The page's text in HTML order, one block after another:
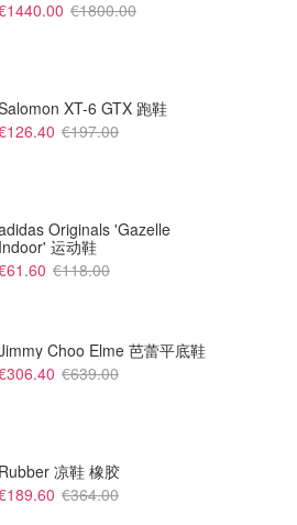
饰
€
€1800.00
XT-6 GTX 跑鞋
€197.00
Originals 'Gazelle
Indoor' 运动鞋
€118.00
Choo Elme 芭蕾平底鞋
€639.00
Rubber 凉鞋 橡胶
€364.00